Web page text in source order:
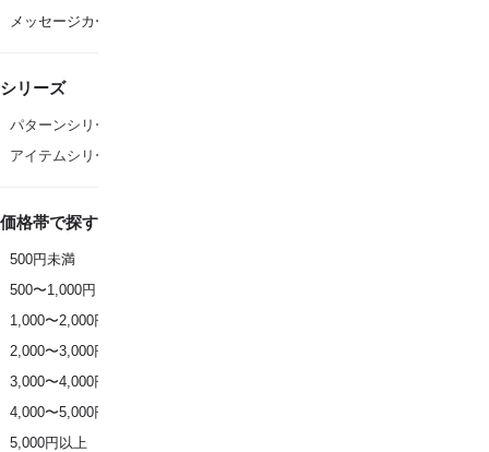
メッセージカード
シリーズ
パターンシリーズ
アイテムシリーズ
価格帯で探す
500円未満
500〜1,000円
1,000〜2,000円
2,000〜3,000円
3,000〜4,000円
4,000〜5,000円
5,000円以上